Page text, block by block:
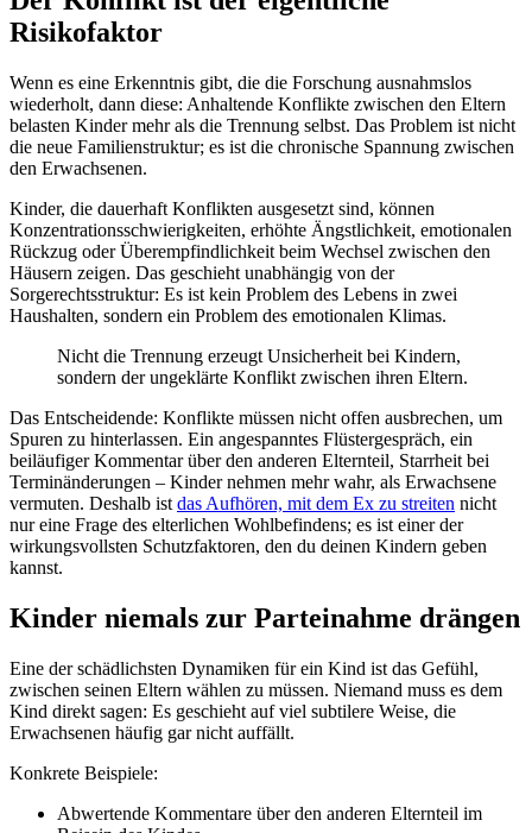
Risikofaktor
Wenn es eine Erkenntnis gibt, die die Forschung ausnahmslos
wiederholt, dann diese: Anhaltende Konflikte zwischen den Eltern
belasten Kinder mehr als die Trennung selbst. Das Problem ist nicht
die neue Familienstruktur; es ist die chronische Spannung zwischen
den Erwachsenen.
Kinder, die dauerhaft Konflikten ausgesetzt sind, können
Konzentrationsschwierigkeiten, erhöhte Ängstlichkeit, emotionalen
Rückzug oder Überempfindlichkeit beim Wechsel zwischen den
Häusern zeigen. Das geschieht unabhängig von der
Sorgerechtsstruktur: Es ist kein Problem des Lebens in zwei
Haushalten, sondern ein Problem des emotionalen Klimas.
Nicht die Trennung erzeugt Unsicherheit bei Kindern,
sondern der ungeklärte Konflikt zwischen ihren Eltern.
Das Entscheidende: Konflikte müssen nicht offen ausbrechen, um
Spuren zu hinterlassen. Ein angespanntes Flüstergespräch, ein
beiläufiger Kommentar über den anderen Elternteil, Starrheit bei
Terminänderungen – Kinder nehmen mehr wahr, als Erwachsene
vermuten. Deshalb ist das Aufhören, mit dem Ex zu streiten nicht
nur eine Frage des elterlichen Wohlbefindens; es ist einer der
wirkungsvollsten Schutzfaktoren, den du deinen Kindern geben
kannst.
Kinder niemals zur Parteinahme drängen
Eine der schädlichsten Dynamiken für ein Kind ist das Gefühl,
zwischen seinen Eltern wählen zu müssen. Niemand muss es dem
Kind direkt sagen: Es geschieht auf viel subtilere Weise, die
Erwachsenen häufig gar nicht auffällt.
Konkrete Beispiele:
Abwertende Kommentare über den anderen Elternteil im